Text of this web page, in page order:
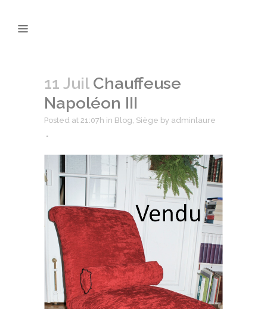
11 JuilChauffeuse
Napoléon III
Posted at 21:07h in Blog, Siège by adminlaure